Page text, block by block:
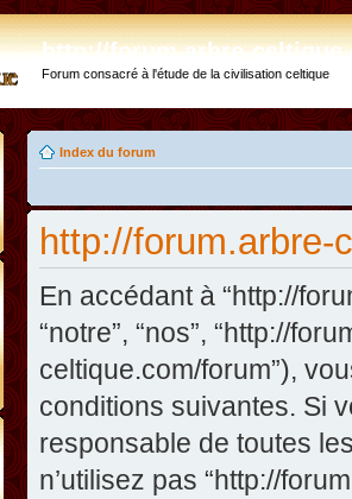
http://forum.arbre-
Forum consacré à l'étude de la civilisation celtique
Index du forum
http://forum.arbre-
En accédant à “http://
“notre”, “nos”, “http://
celtique.com/forum”),
conditions suivantes. Si
responsable de toutes
n’utilisez pas “http://